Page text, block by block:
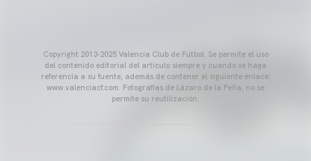
Copyright 2013-2025 Valencia Club de Fútbol. Se permite el uso
del contenido editorial del artículo siempre y cuando se haga
referencia a su fuente, además de contener el siguiente enlace:
www.valenciacf.com. Fotografías de Lázaro de la Peña, no se
permite su reutilización.